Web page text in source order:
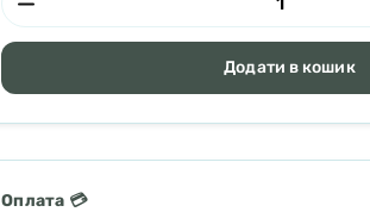
Додати в кошик
Оплата 💳